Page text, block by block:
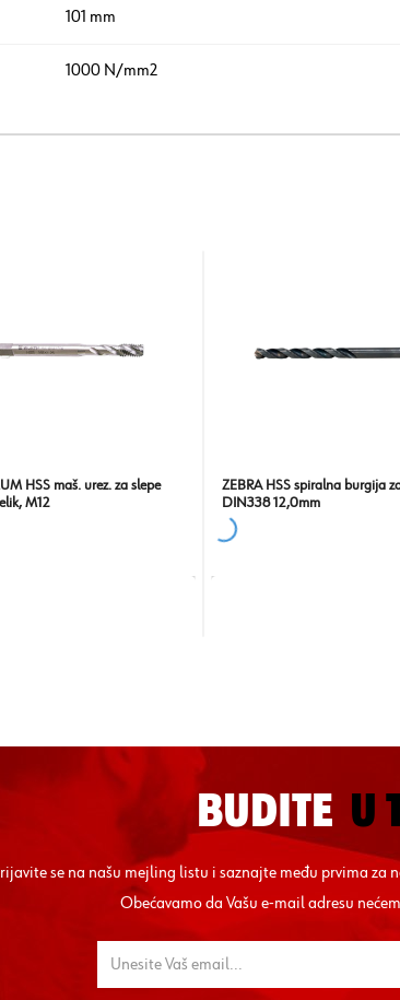
101 mm
1000 N/mm2
HSS maš. urez. za slepe
M12
ZEBRA HSS spiralna burgija
DIN338 12,0mm
BUDITE U
se na našu mejling listu i saznajte među prvima za
Obećavamo da Vašu e-mail adresu